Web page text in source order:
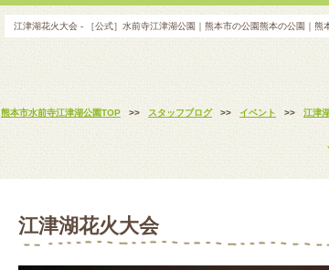
江津湖花火大会 - ［公式］水前寺江津湖公園｜熊本市の公園熊本の公園｜熊
熊本市水前寺江津湖公園TOP >> スタッフブログ >> イベント >> 江津
江津湖花火大会